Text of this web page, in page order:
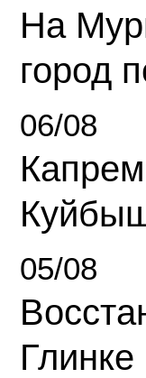
На
город
06/08
05/08